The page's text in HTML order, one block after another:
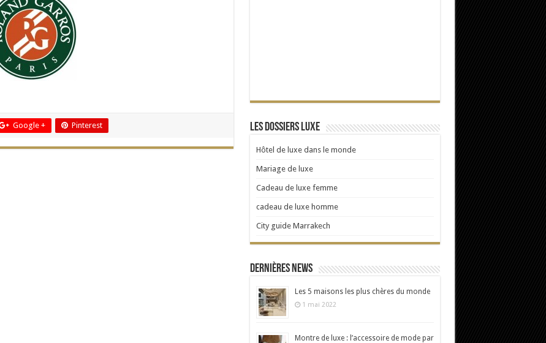
Google + Pinterest Les dossiers Luxe
Hôtel de luxe dans le monde
Mariage de luxe
Cadeau de luxe femme
cadeau de luxe homme
City guide Marrakech
Dernières news
Les 5 maisons les plus chères du monde
1 mai 2022
Montre de luxe : l’accessoire de mode par